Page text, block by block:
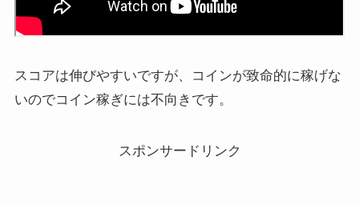
スコアは伸びやすいですが、コインが致命的に稼げな
いのでコイン稼ぎには不向きです。
スポンサードリンク